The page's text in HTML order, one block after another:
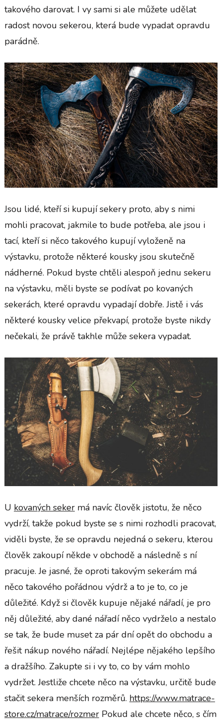
takového darovat. I vy sami si ale můžete udělat
radost novou sekerou, která bude vypadat opravdu
parádně.
Jsou lidé, kteří si kupují sekery proto, aby s nimi
mohli pracovat, jakmile to bude potřeba, ale jsou i
tací, kteří si něco takového kupují vyloženě na
výstavku, protože některé kousky jsou skutečně
nádherné. Pokud byste chtěli alespoň jednu sekeru
na výstavku, měli byste se podívat po kovaných
sekerách, které opravdu vypadají dobře. Jistě i vás
některé kousky velice překvapí, protože byste nikdy
nečekali, že právě takhle může sekera vypadat.
U kovaných sekermá navíc člověk jistotu, že něco
vydrží, takže pokud byste se s nimi rozhodli pracovat,
viděli byste, že se opravdu nejedná o sekeru, kterou
člověk zakoupí někde v obchodě a následně s ní
pracuje.Je jasné, že oproti takovým sekerám má
něco takového pořádnou výdrž a to je to, co je
důležité. Když si člověk kupuje nějaké nářadí, je pro
něj důležité, aby dané nářadí něco vydrželo a nestalo
se tak, že bude muset za pár dní opět do obchodu a
řešit nákup nového nářadí. Nejlépe nějakého lepšího
a dražšího. Zakupte si i vy to, co by vám mohlo
vydržet.Jestliže chcete něco na výstavku, určitě bude
stačit sekera menších rozměrů. https://www.matrace-
store.cz/matrace/rozmerPokud ale chcete něco, s čím